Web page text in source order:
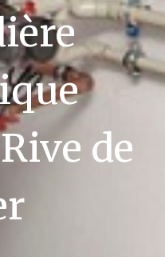
de